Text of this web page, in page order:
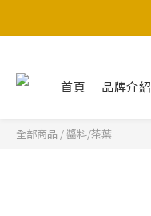
首頁 品牌介紹
全部商品 /醬料/茶葉